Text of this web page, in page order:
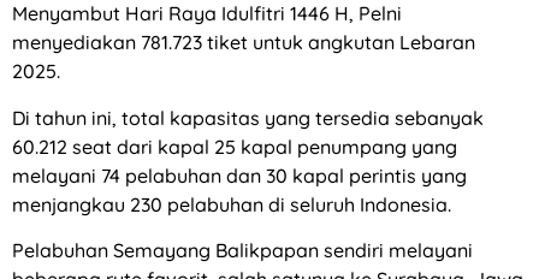
Menyambut Hari Raya Idulfitri 1446 H, Pelni
menyediakan 781.723 tiket untuk angkutan Lebaran
2025.
Di tahun ini, total kapasitas yang tersedia sebanyak
60.212 seat dari kapal 25 kapal penumpang yang
melayani 74 pelabuhan dan 30 kapal perintis yang
menjangkau 230 pelabuhan di seluruh Indonesia.
Pelabuhan Semayang Balikpapan sendiri melayani